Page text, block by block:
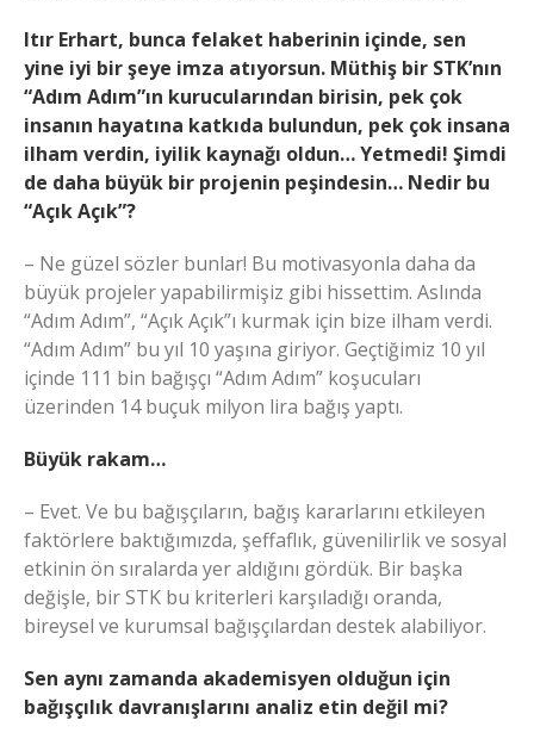
Itır Erhart, bunca felaket haberinin içinde, sen
yine iyi bir şeye imza atıyorsun. Müthiş bir STK’nın
“Adım Adım”ın kurucularından birisin, pek çok
insanın hayatına katkıda bulundun, pek çok insana
ilham verdin, iyilik kaynağı oldun… Yetmedi! Şimdi
de daha büyük bir projenin peşindesin… Nedir bu
“Açık Açık”?
– Ne güzel sözler bunlar! Bu motivasyonla daha da
büyük projeler yapabilirmişiz gibi hissettim. Aslında
“Adım Adım”, “Açık Açık”ı kurmak için bize ilham verdi.
“Adım Adım” bu yıl 10 yaşına giriyor. Geçtiğimiz 10 yıl
içinde 111 bin bağışçı “Adım Adım” koşucuları
üzerinden 14 buçuk milyon lira bağış yaptı.
Büyük rakam…
– Evet. Ve bu bağışçıların, bağış kararlarını etkileyen
faktörlere baktığımızda, şeffaflık, güvenilirlik ve sosyal
etkinin ön sıralarda yer aldığını gördük. Bir başka
değişle, bir STK bu kriterleri karşıladığı oranda,
bireysel ve kurumsal bağışçılardan destek alabiliyor.
Sen aynı zamanda akademisyen olduğun için
bağışçılık davranışlarını analiz etin değil mi?